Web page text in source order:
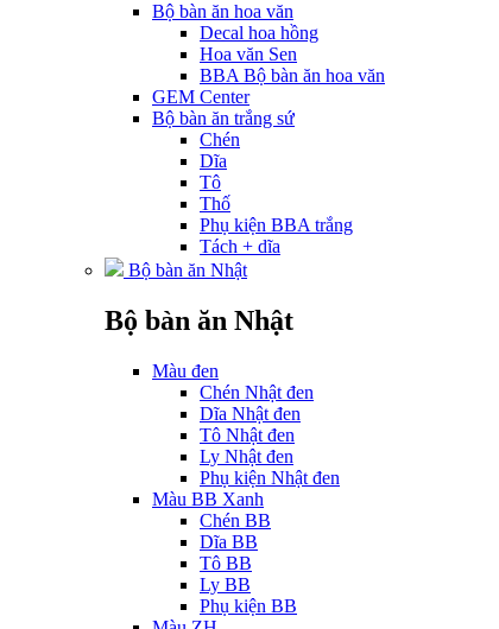
Bộ bàn ăn hoa văn
Decal hoa hồng
Hoa văn Sen
BBA Bộ bàn ăn hoa văn
GEM Center
Bộ bàn ăn trắng sứ
Chén
Dĩa
Tô
Thố
Phụ kiện BBA trắng
Tách + dĩa
Bộ bàn ăn Nhật
Bộ bàn ăn Nhật
Màu đen
Chén Nhật đen
Dĩa Nhật đen
Tô Nhật đen
Ly Nhật đen
Phụ kiện Nhật đen
Màu BB Xanh
Chén BB
Dĩa BB
Tô BB
Ly BB
Phụ kiện BB